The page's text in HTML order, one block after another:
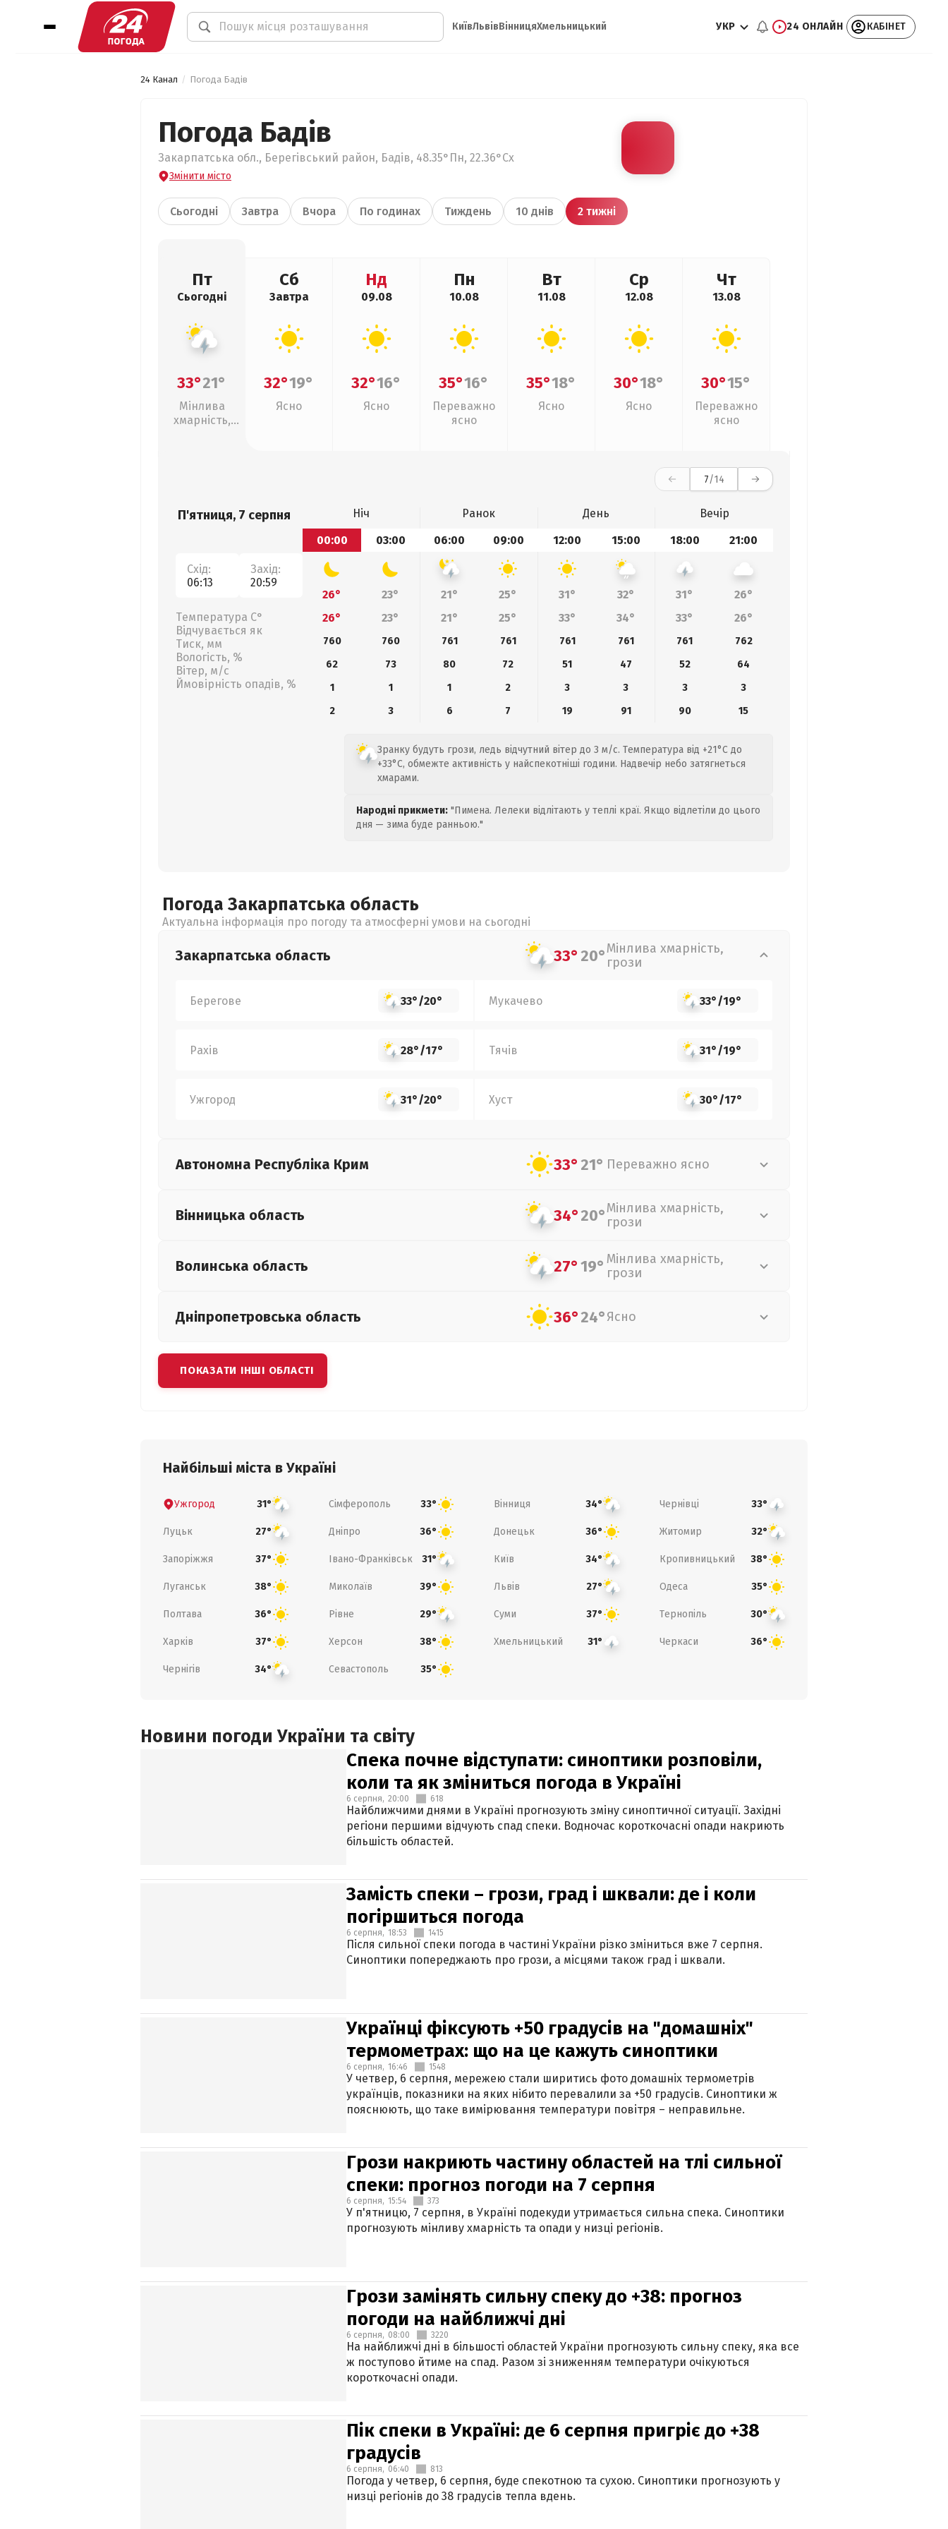
КиївЛьвівВінницяХмельницький УКР 24 ОНЛАЙН КАБІНЕТ
24 Канал Погода Бадів
Погода Бадів
Закарпатська обл., Берегівський район, Бадів, 48.35°Пн, 22.36°Сх
Змінити місто
Сьогодні Завтра Вчора По годинах Тиждень 10 днів 2 тижні
Пт
Сьогодні
33°21°
Мінлива
хмарність,
Сб
Завтра
32°19°
Ясно
Нд
09.08
32°16°
Ясно
Пн
10.08
35°16°
Переважно
ясно
Вт
11.08
35°18°
Ясно
Ср
12.08
30°18°
Ясно
Чт
13.08
30°15°
Переважно
ясно
7/14
П'ятниця, 7 серпня
Схід:
06:13
Захід:
20:59
Температура С°
Відчувається як
Тиск, мм
Вологість, %
Вітер, м/с
Ймовірність опадів, %
Ніч Ранок День
Вечір
00:00
03:00 06:00 09:00 12:00 15:00 18:00 21:00
26° 23° 21° 25° 31° 32° 31°
26°
26°
23° 21° 25° 33° 34° 33° 26°
760 760 761 761 761 761 761
762
62
73 80 72 51 47 52
64
1
1 1 2 3 3 3
3
2
3 6 7 19 91 90 15
Зранку будуть грози, ледь відчутний вітер до 3 м/с. Температура від +21°C до
+33°C, обмежте активність у найспекотніші години. Надвечір небо затягнеться
хмарами.
Народні прикмети: "Пимена. Лелеки відлітають у теплі краї. Якщо відлетіли до цього
дня — зима буде ранньою."
Погода Закарпатська область
Актуальна інформація про погоду та атмосферні умови на сьогодні
Закарпатська область 33°20°Мінлива хмарність,
грози
Берегове 33°/20° Мукачево 33°/19°
Рахів 28°/17° Тячів 31°/19°
Ужгород 31°/20° Хуст 30°/17°
Автономна Республіка Крим 33°21° Переважно ясно
Вінницька область 34°20°Мінлива хмарність,
грози
Волинська область 27°19° Мінлива хмарність,
грози
Дніпропетровська область 36°24°Ясно
ПОКАЗАТИ ІНШІ ОБЛАСТІ
Найбільші міста в Україні
Ужгород 31° Сімферополь 33° Вінниця 34° Чернівці 33°
Луцьк 27° Дніпро 36° Донецьк 36° Житомир 32°
Запоріжжя 37° Івано-Франківськ 31° Київ 34° Кропивницький 38°
Луганськ 38° Миколаїв 39° Львів 27° Одеса 35°
Полтава 36° Рівне 29° Суми 37° Тернопіль 30°
Харків 37° Херсон 38° Хмельницький 31° Черкаси 36°
Чернігів 34° Севастополь 35°
Новини погоди України та світу
Спека почне відступати: синоптики розповіли,
коли та як зміниться погода в Україні
6 серпня, 20:00 618
Найближчими днями в Україні прогнозують зміну синоптичної ситуації. Західні
регіони першими відчують спад спеки. Водночас короткочасні опади накриють
більшість областей.
Замість спеки – грози, град і шквали: де і коли
погіршиться погода
6 серпня, 18:53 1415
Після сильної спеки погода в частині України різко зміниться вже 7 серпня.
Синоптики попереджають про грози, а місцями також град і шквали.
Українці фіксують +50 градусів на "домашніх"
термометрах: що на це кажуть синоптики
6 серпня, 16:46 1548
У четвер, 6 серпня, мережею стали ширитись фото домашніх термометрів
українців, показники на яких нібито перевалили за +50 градусів. Синоптики ж
пояснюють, що таке вимірювання температури повітря – неправильне.
Грози накриють частину областей на тлі сильної
спеки: прогноз погоди на 7 серпня
6 серпня, 15:54 373
У п'ятницю, 7 серпня, в Україні подекуди утримається сильна спека. Синоптики
прогнозують мінливу хмарність та опади у низці регіонів.
Грози замінять сильну спеку до +38: прогноз
погоди на найближчі дні
6 серпня, 08:00 3220
На найближчі дні в більшості областей України прогнозують сильну спеку, яка все
ж поступово йтиме на спад. Разом зі зниженням температури очікуються
короткочасні опади.
Пік спеки в Україні: де 6 серпня пригріє до +38
градусів
6 серпня, 06:40 813
Погода у четвер, 6 серпня, буде спекотною та сухою. Синоптики прогнозують у
низці регіонів до 38 градусів тепла вдень.